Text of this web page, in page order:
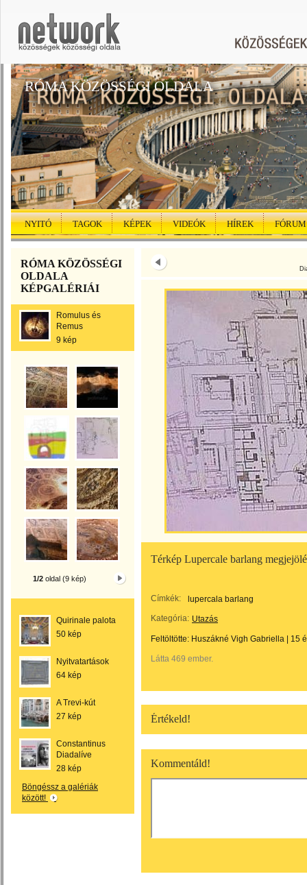
RÓMA KÖZÖSSÉGI OLDALA
NYITÓ TAGOK KÉPEK VIDEÓK HÍREK FÓRUM
RÓMA KÖZÖSSÉGI
OLDALA
KÉPGALÉRIÁI
Romulus és
Remus
9 kép
1/2 oldal (9 kép)
Quirinale palota
50 kép
Nyitvatartások
64 kép
A Trevi-kút
27 kép
Constantinus
Diadalíve
28 kép
Böngéssz a galériák
között!
Térkép Lupercale barlang
Címkék:
lupercala barlang
Kategória: Utazás
Feltöltötte: Huszákné Vigh Gabriella 15
Látta 469 ember.
Értékeld!
Kommentáld!